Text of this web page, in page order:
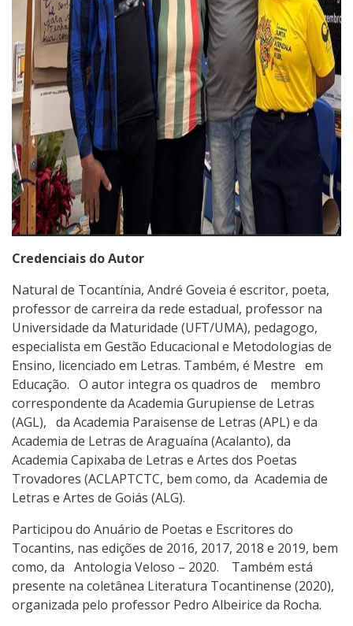
Credenciais do Autor
Natural de Tocantínia, André Goveia é escritor, poeta,
professor de carreira da rede estadual, professor na
Universidade da Maturidade (UFT/UMA), pedagogo,
especialista em Gestão Educacional e Metodologias de
Ensino, licenciado em Letras. Também, é Mestre em
Educação. O autor integra os quadros de membro
correspondente da Academia Gurupiense de Letras
(AGL), da Academia Paraisense de Letras (APL) e da
Academia de Letras de Araguaína (Acalanto), da
Academia Capixaba de Letras e Artes dos Poetas
Trovadores (ACLAPTCTC, bem como, da Academia de
Letras e Artes de Goiás (ALG).
Participou do Anuário de Poetas e Escritores do
Tocantins, nas edições de 2016, 2017, 2018 e 2019, bem
como, da Antologia Veloso – 2020. Também está
presente na coletânea Literatura Tocantinense (2020),
organizada pelo professor Pedro Albeirice da Rocha.